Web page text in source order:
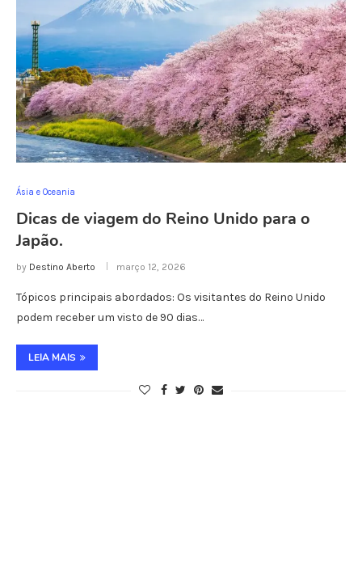
Ásia e Oceania
Dicas de viagem do Reino Unido para o
Japão.
by Destino Aberto março 12, 2026
Tópicos principais abordados: Os visitantes do Reino Unido
podem receber um visto de 90 dias…
LEIA MAIS